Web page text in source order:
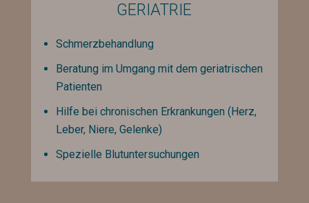
GERIATRIE
Schmerzbehandlung
Beratung im Umgang mit dem geriatrischen
Patienten
Hilfe bei chronischen Erkrankungen (Herz,
Leber, Niere, Gelenke)
Spezielle Blutuntersuchungen